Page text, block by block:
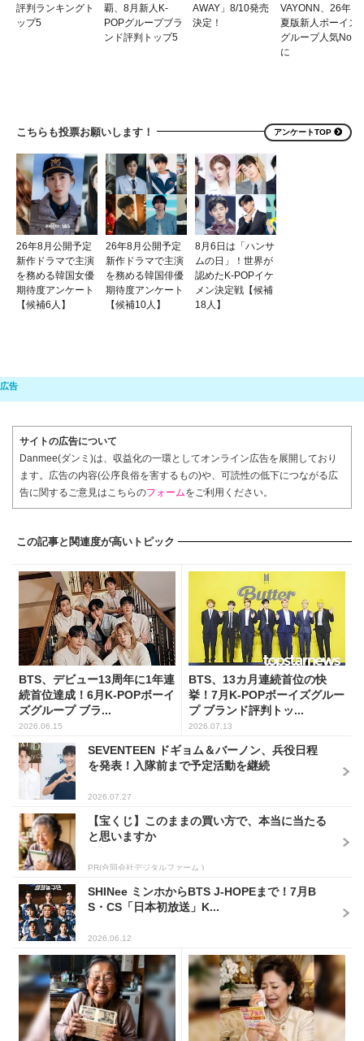
評判ランキングト
ップ5
覇、8月新人K-
POPグループブラ
ンド評判トップ5
AWAY」8/10発売
決定！
VAYONN、26年
夏版新人ボーイズ
グループ人気No.1
に
こちらも投票お願いします！ アンケートTOP
26年8月公開予定
新作ドラマで主演
を務める韓国女優
期待度アンケート
【候補6人】
26年8月公開予定
新作ドラマで主演
を務める韓国俳優
期待度アンケート
【候補10人】
8月6日は「ハンサ
ムの日」！世界が
認めたK-POPイケ
メン決定戦【候補
18人】
サイトの広告について
Danmee(ダンミ)は、収益化の一環としてオンライン広告を展開しており
ます。広告の内容(公序良俗を害するもの)や、可読性の低下につながる広
告に関するご意見はこちらのフォームをご利用ください。
この記事と関連度が高いトピック
BTS、デビュー13周年に1年連
続首位達成！6月K-POPボーイ
ズグループ ブラ...
2026.06.15
BTS、13カ月連続首位の快
挙！7月K-POPボーイズグルー
プ ブランド評判トッ...
2026.07.13
SEVENTEEN ドギョム＆バーノン、兵役日程
を発表！入隊前まで予定活動を継続
2026.07.27
【宝くじ】このままの買い方で、本当に当たる
と思いますか
PR(合同会社デジタルファーム )
SHINee ミンホからBTS J-HOPEまで！7月B
S・CS「日本初放送」K...
2026.06.12